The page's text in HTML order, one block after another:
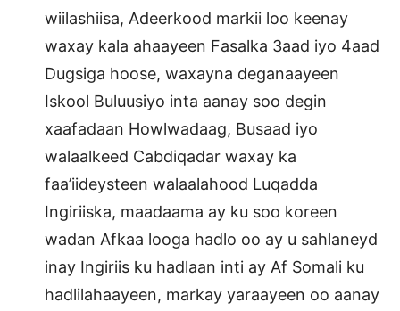
wiilashiisa, Adeerkood markii loo keenay
waxay kala ahaayeen Fasalka 3aad iyo 4aad
Dugsiga hoose, waxayna deganaayeen
Iskool Buluusiyo inta aanay soo degin
xaafadaan Howlwadaag, Busaad iyo
walaalkeed Cabdiqadar waxay ka
faa’iideysteen walaalahood Luqadda
Ingiriiska, maadaama ay ku soo koreen
wadan Afkaa looga hadlo oo ay u sahlaneyd
inay Ingiriis ku hadlaan inti ay Af Somali ku
hadlilahaayeen, markay yaraayeen oo aanay